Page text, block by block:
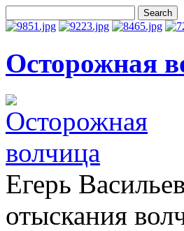
Осторожная
Егерь
отыскания